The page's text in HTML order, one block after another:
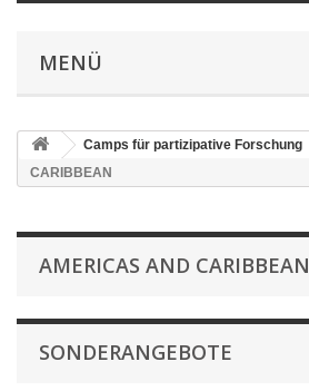
MENÜ
Camps für partizipative Forschung
CARIBBEAN
AMERICAS AND CARIBBEAN
SONDERANGEBOTE